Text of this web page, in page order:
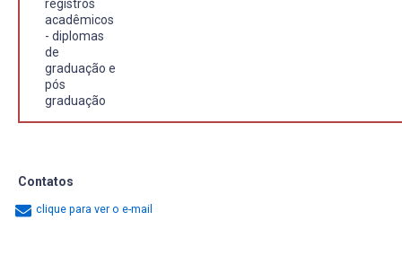
registros
acadêmicos
- diplomas
de
graduação e
pós
graduação
Contatos
clique para ver o e-mail